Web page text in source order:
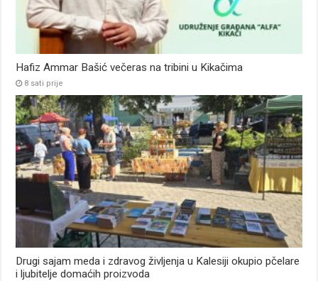
Hafiz Ammar Bašić večeras na tribini u Kikačima
8 sati prije
Drugi sajam meda i zdravog življenja u Kalesiji okupio pčelare
i ljubitelje domaćih proizvoda